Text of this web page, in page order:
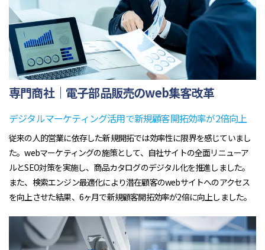
専門商社｜電子部品販売のweb集客改革
デジタルマーケティング活用で新規顧客開拓効率が2倍向上
従来の人的営業に依存した新規開拓では効率性に限界を感じていまし
た。webマーケティングの施策として、自社サイトの全面リニューア
ルとSEO対策を実施し、商品カタログのデジタル化を推進しました。
また、検索エンジン最適化により潜在顧客のwebサイトへのアクセス
を向上させた結果、6ヶ月で新規顧客開拓効率が2倍に向上しました。